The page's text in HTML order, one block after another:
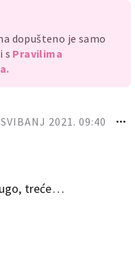
dopušteno je samo
s Pravilima
2021. 09:40
treće…